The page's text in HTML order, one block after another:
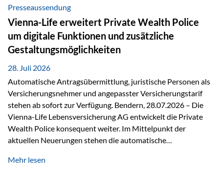
administrative Aufgaben, beschleunigen Abläufe und
schaffen mehr Zeit für das Wesentliche: die persönliche
Beratung. Gerade deshalb wird die individuelle Betreuung
zum entscheidenden Erfolgsfaktor. Technologie kann
unterstützen, Vertrauen entsteht jedoch weiterhin im
persönlichen Gespräch. Bei der Vienna-Life reagieren…
Presseaussendung
Vienna-Life erweitert Private Wealth Police
um digitale Funktionen und zusätzliche
Gestaltungsmöglichkeiten
28. Juli 2026
Automatische Antragsübermittlung, juristische Personen als
Versicherungsnehmer und angepasster Versicherungstarif
stehen ab sofort zur Verfügung. Bendern, 28.07.2026 – Die
Vienna-Life Lebensversicherung AG entwickelt die Private
Wealth Police konsequent weiter. Im Mittelpunkt der
aktuellen Neuerungen stehen die automatische
als Versicherungsnehmer einzusetzen, sowie eine
Mehr lesen